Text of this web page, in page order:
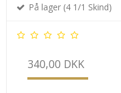
På lager (4 1/1 Skind)
340,00 DKK